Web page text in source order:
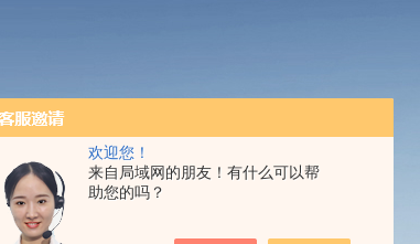
欢迎您！
来自局域网的朋友！有什么可以帮
助您的吗？